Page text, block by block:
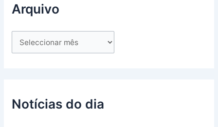
Arquivo
Notícias do dia